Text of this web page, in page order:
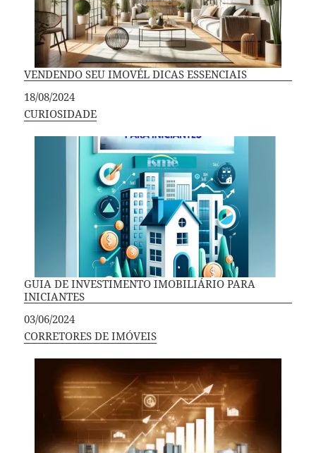
VENDENDO SEU IMOVÉL DICAS ESSENCIAIS
Data
18/08/2024
Em relação a
CURIOSIDADE
GUIA DE INVESTIMENTO IMOBILIÁRIO PARA
INICIANTES
Data
03/06/2024
Em relação a
CORRETORES DE IMÓVEIS